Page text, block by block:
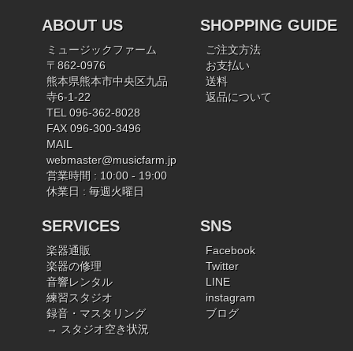
ABOUT US
ミュージックファーム
〒862-0976
熊本県熊本市中央区九品
寺6-1-22
TEL 096-362-8028
FAX 096-300-3496
MAIL
webmaster@musicfarm.jp
営業時間 : 10:00 - 19:00
休業日 : 毎週火曜日
SHOPPING GUIDE
ご注文方法
お支払い
送料
返品について
SERVICES
楽器通販
楽器の修理
音響レンタル
練習スタジオ
録音・マスタリング
→ スタジオ空き状況
SNS
Facebook
Twitter
LINE
instagram
ブログ